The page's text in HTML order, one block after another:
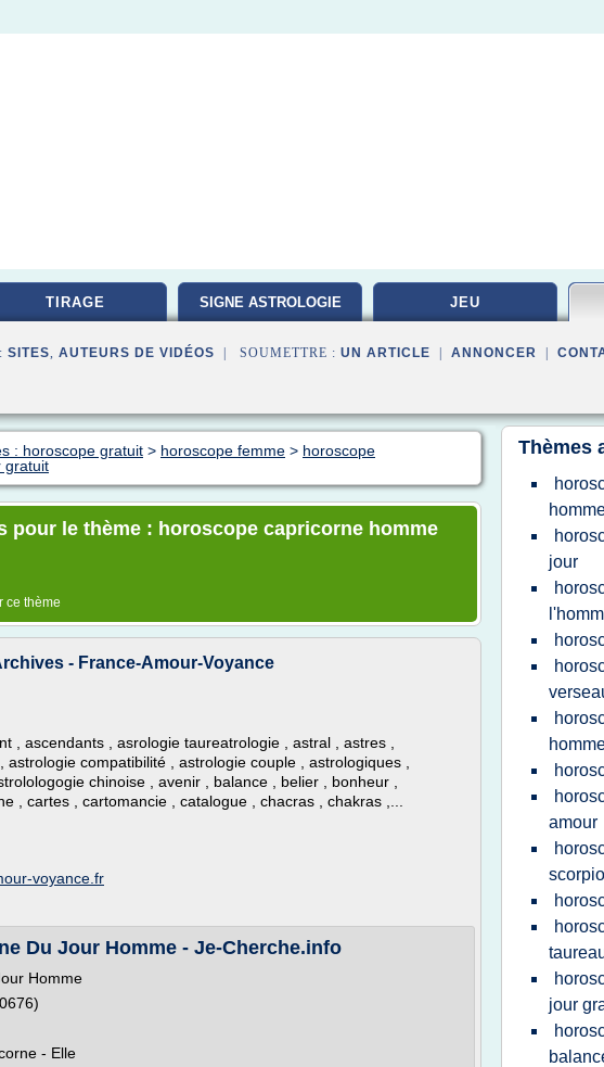
TIRAGE SIGNE ASTROLOGIE JEU
SITES, AUTEURS DE VIDÉOS | SOUMETTRE : UN ARTICLE ANNONCER
: horoscope gratuit > horoscope femme > horoscope
gratuit
pour le thème : horoscope capricorne homme
ce thème
- France-Amour-Voyance
, ascendants , asrologie taureatrologie , astral , astres ,
compatibilité , astrologie couple , astrologiques ,
chinoise , avenir , balance , belier , bonheur ,
, cartes , cartomancie , catalogue , chacras , chakras ,...
voyance.fr
Du Jour Homme - Je-Cherche.info
Homme
- Elle
Thèmes
jour
amour
jour